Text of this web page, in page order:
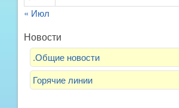
« Июл
Новости
.Общие новости
Горячие линии